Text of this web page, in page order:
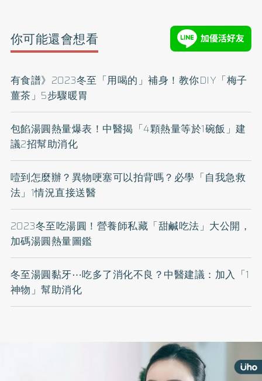
你可能還會想看
有食譜》2023冬至「用喝的」補身！教你DIY「梅子
薑茶」5步驟暖胃
包餡湯圓熱量爆表！中醫揭「4顆熱量等於1碗飯」建
議2招幫助消化
噎到怎麼辦？異物哽塞可以拍背嗎？必學「自我急救
法」1情況直接送醫
2023冬至吃湯圓！營養師私藏「甜鹹吃法」大公開，
加碼湯圓熱量圖鑑
冬至湯圓黏牙⋯吃多了消化不良？中醫建議：加入「1
神物」幫助消化